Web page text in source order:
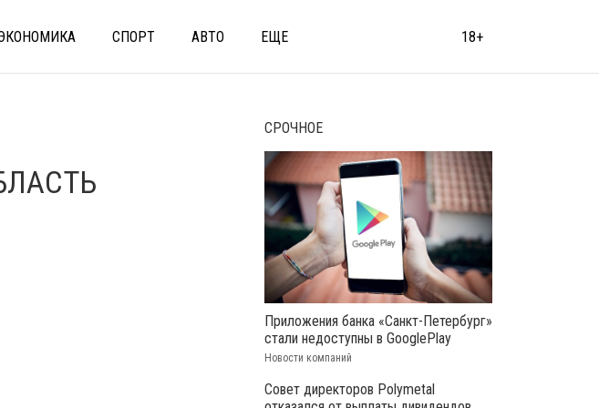
СПОРТ АВТО ЕЩЕ 18+
СРОЧНОЕ
Приложения банка «Санкт-Петербург»
стали недоступны в GooglePlay
Новости компаний
Совет директоров Polymetal